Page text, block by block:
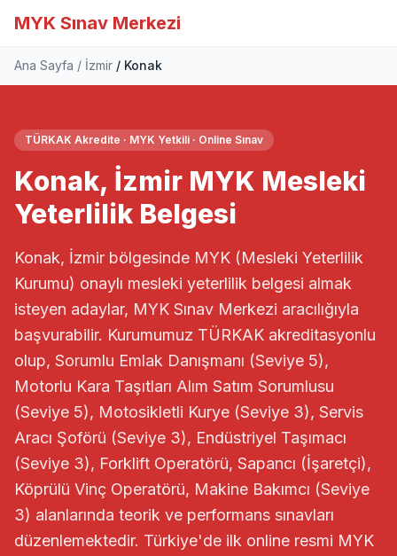
MYK Sınav Merkezi
Ana Sayfa İzmir Konak
TÜRKAK Akredite · MYK Yetkili · Online Sınav
Konak, İzmir MYK Mesleki
Yeterlilik Belgesi
Konak, İzmir bölgesinde MYK (Mesleki Yeterlilik
Kurumu) onaylı mesleki yeterlilik belgesi almak
isteyen adaylar, MYK Sınav Merkezi aracılığıyla
başvurabilir. Kurumumuz TÜRKAK akreditasyonlu
olup, Sorumlu Emlak Danışmanı (Seviye 5),
Motorlu Kara Taşıtları Alım Satım Sorumlusu
(Seviye 5), Motosikletli Kurye (Seviye 3), Servis
Aracı Şoförü (Seviye 3), Endüstriyel Taşımacı
(Seviye 3), Forklift Operatörü, Sapancı (İşaretçi),
Köprülü Vinç Operatörü, Makine Bakımcı (Seviye
3) alanlarında teorik ve performans sınavları
düzenlemektedir. Türkiye'de ilk online resmi MYK